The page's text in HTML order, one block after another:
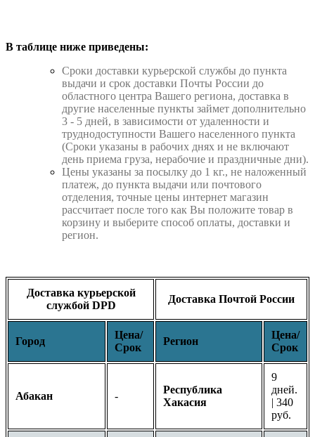
В таблице ниже приведены:
Cроки доставки курьерской службы до пункта
выдачи и срок доставки Почты России до
областного центра Вашего региона, доставка в
другие населенные пункты займет дополнительно
3 - 5 дней, в зависимости от удаленности и
труднодоступности Вашего населенного пункта
(Сроки указаны в рабочих днях и не включают
день приема груза, нерабочие и праздничные дни).
Цены указаны за посылку до 1 кг., не наложенный
платеж, до пункта выдачи или почтового
отделения, точные цены интернет магазин
рассчитает после того как Вы положите товар в
корзину и выберите способ оплаты, доставки и
регион.
Доставка курьерской
службой DPD
Доставка Почтой России
Город
Цена/
Срок
Регион
Цена/
Срок
Абакан -
Республика
Хакасия
9
дней.
| 340
руб.